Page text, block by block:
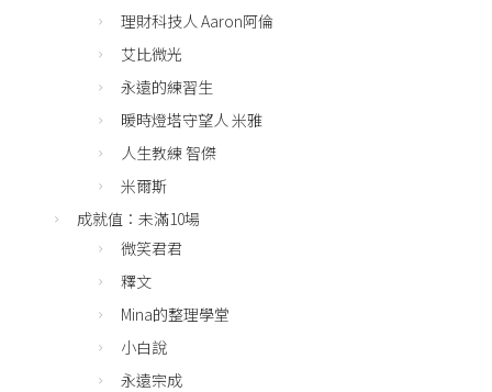
理財科技人 Aaron阿倫
艾比微光
永遠的練習生
暖時燈塔守望人 米雅
人生教練 智傑
米爾斯
成就值：未滿10場
微笑君君
釋文
Mina的整理學堂
小白說
永遠宗成